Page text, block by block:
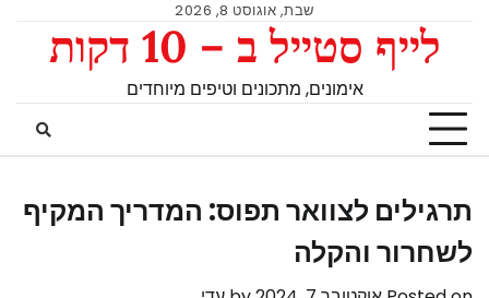
שבת, אוגוסט 8, 2026
לייף סטייל ב – 10 דקות
אימונים, מתכונים וטיפים מיוחדים
תרגילים לצוואר תפוס: המדריך המקיף
לשחרור והקלה